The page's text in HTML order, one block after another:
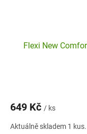
Flexi New
649 Kč / ks
Aktuálně skladem 1 kus.